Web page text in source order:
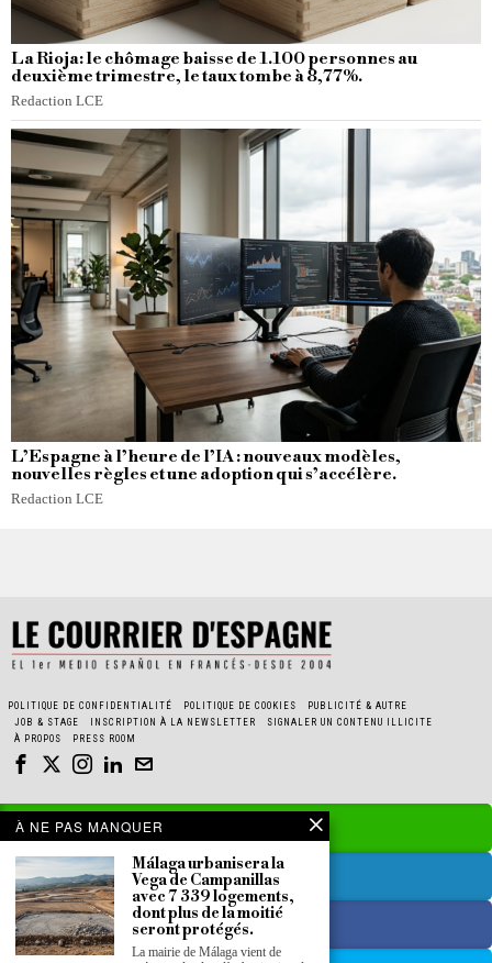
La Rioja: le chômage baisse de 1.100 personnes au
deuxième trimestre, le taux tombe à 8,77%.
Redaction LCE
L’Espagne à l’heure de l’IA : nouveaux modèles,
nouvelles règles et une adoption qui s’accélère.
Redaction LCE
POLITIQUE DE CONFIDENTIALITÉ POLITIQUE DE COOKIES
PUBLICITÉ & AUTRE
JOB & STAGE
INSCRIPTION À LA NEWSLETTER
SIGNALER UN CONTENU ILLICITE
À PROPOS
PRESS ROOM
À NE PAS MANQUER
Málaga urbanisera la
Vega de Campanillas
avec 7 339 logements,
dont plus de la moitié
seront protégés.
La mairie de Málaga vient de